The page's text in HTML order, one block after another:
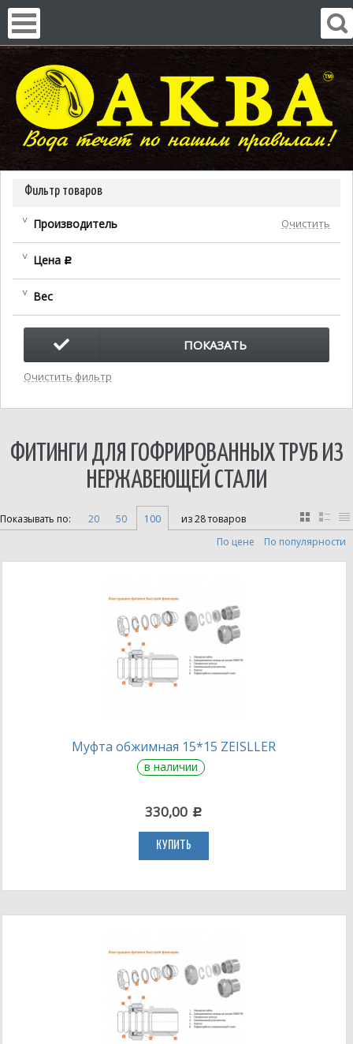
Фильтр товаров
Производитель Очистить
Цена c
Вес
ПОКАЗАТЬ
Очистить фильтр
ФИТИНГИ ДЛЯ ГОФРИРОВАННЫХ ТРУБ ИЗ
НЕРЖАВЕЮЩЕЙ СТАЛИ
Показывать по: 20 50 100
из 28 товаров
По цене
По популярности
Муфта обжимная 15*15 ZEISLLER
в наличии
330,00 c
КУПИТЬ